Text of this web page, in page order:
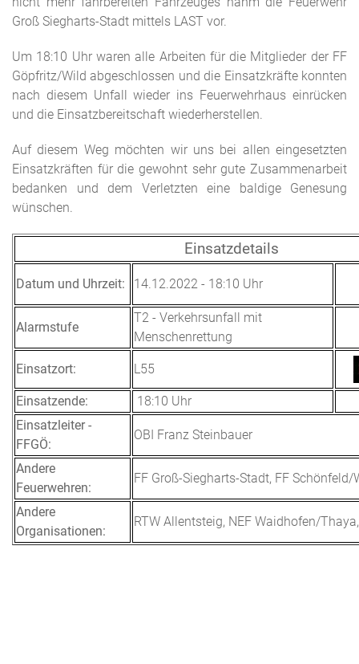
Groß Siegharts-Stadt mittels LAST vor.
Um 18:10 Uhr waren alle Arbeiten für die Mitglieder der FF
Göpfritz/Wild abgeschlossen und die Einsatzkräfte konnten
nach diesem Unfall wieder ins Feuerwehrhaus einrücken
und die Einsatzbereitschaft wiederherstellen.
Auf diesem Weg möchten wir uns bei allen eingesetzten
Einsatzkräften für die gewohnt sehr gute Zusammenarbeit
bedanken und dem Verletzten eine baldige Genesung
wünschen.
Einsatzdetails
Datum und Uhrzeit: 14.12.2022 - 18:10 Uhr
Alarmstufe
T2 - Verkehrsunfall mit
Menschenrettung
Einsatzort: L55
Einsatzende:
18:10 Uhr
Einsatzleiter -
FFGÖ:
OBI Franz Steinbauer
Andere
Feuerwehren:
FF Groß-Siegharts-Stadt, FF Schönfeld/
Andere
Organisationen:
RTW Allentsteig, NEF Waidhofen/